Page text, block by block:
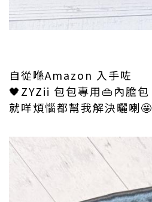
自從喺Amazon 入手咗
🖤ZYZii 包包專用👜內膽包
就咩煩惱都幫我解決曬喇🤩